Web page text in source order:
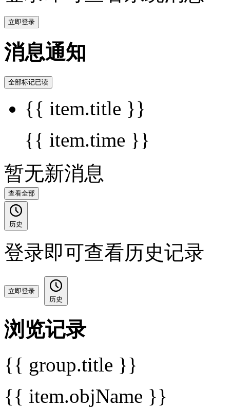
立即登录
消息通知
全部标记已读
{{ item.title }}
{{ item.time }}
暂无新消息
查看全部
历史
登录即可查看历史记录
立即登录
历史
浏览记录
{{ group.title }}
{{ item.objName }}